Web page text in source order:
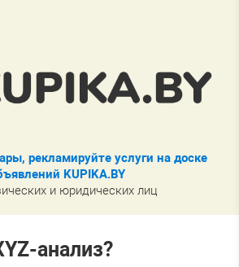
рекламируйте услуги на доске
KUPIKA.BY
и юридических лиц
анализ?